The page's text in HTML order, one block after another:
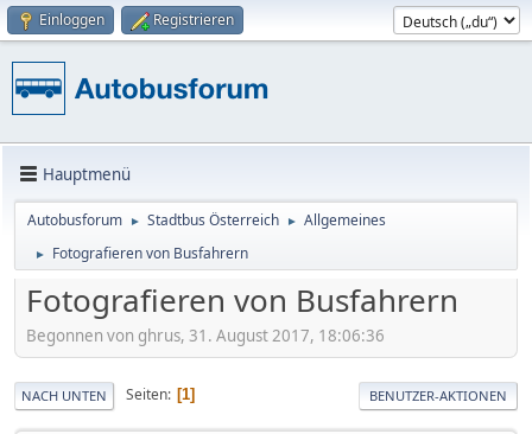
Einloggen Registrieren
Hauptmenü
Autobusforum ► Stadtbus Österreich ► Allgemeines
► Fotografieren von Busfahrern
Fotografieren von Busfahrern
Begonnen von ghrus, 31. August 2017, 18:06:36
NACH UNTEN Seiten 1 BENUTZER-AKTIONEN